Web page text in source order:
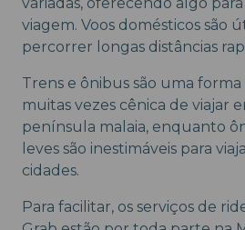
viagem. Voos domésticos são
percorrer longas distâncias
Trens e ônibus são uma forma
muitas vezes cênica de viajar
península malaia, enquanto
leves são inestimáveis para
cidades.
Para facilitar, os serviços de